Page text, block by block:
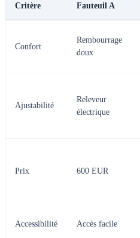
Critère Fauteuil A
Confort
Rembourrage
doux
Ajustabilité
Releveur
électrique
Prix 600 EUR
Accessibilité Accès facile